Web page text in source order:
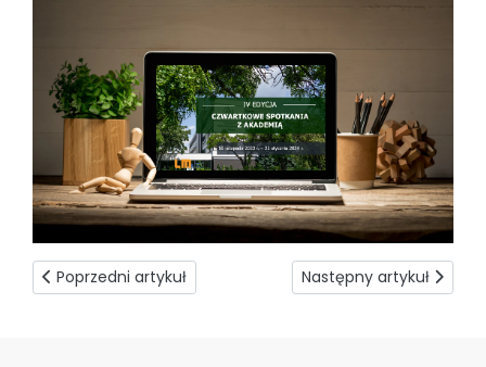
Poprzedni artykuł: Profesor Piotr Szczypa w składzie PKA
Poprzedni artykuł Następny artykuł:
Następny artykuł